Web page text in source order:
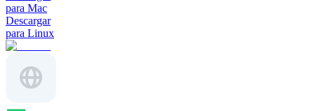
para Mac
Descargar
para Linux